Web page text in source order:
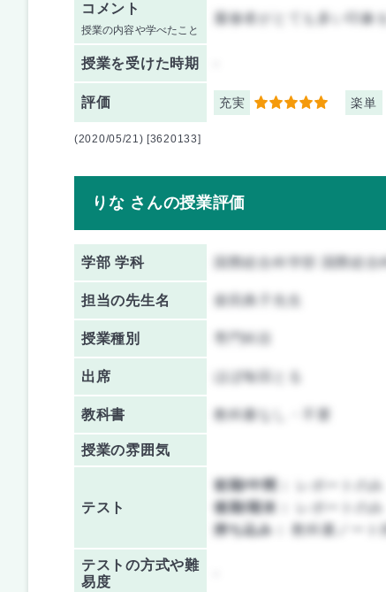
コメント
授業の内容や学べたこと
履修者がとても多い印象
授業を受けた時期
評価 充実 5 楽単
(2020/05/21) [3620133]
りな さんの授業評価
学部 学科 国際総合科学部 国際総合
担当の先生名 柴田典子先生
授業種別 専門科目
出席 ほぼ毎回とる
教科書 教科書なし・不要
授業の雰囲気
テスト
前期/中間：
レポートのみ
後期/期末：
レポートのみ
持ち込み：
教科書ノート
テストの方式や難
易度